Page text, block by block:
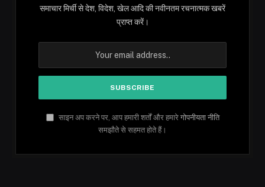
समाचार मिर्ची से देश, विदेश, खेल आदि की नवीनतम रचनात्मक खबरें
प्राप्त करें।
साइन अप करने पर, आप हमारी शर्तों और हमारे गोपनीयता नीति
समझौते से सहमत होते हैं।